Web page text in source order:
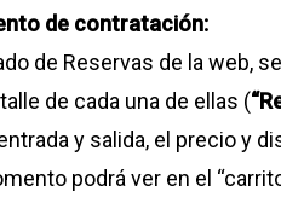
de contratación:
de Reservas de la web,
de cada una de ellas (
y salida, el precio y
podrá ver en el